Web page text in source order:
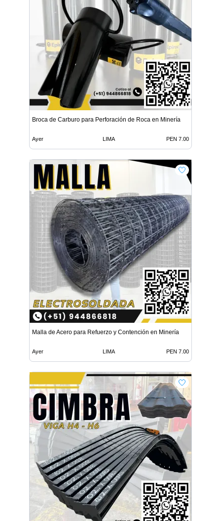
Broca de Carburo para Perforación de Roca en Minería
Ayer LIMA PEN 7.00
Malla de Acero para Refuerzo y Contención en Minería
Ayer LIMA PEN 7.00